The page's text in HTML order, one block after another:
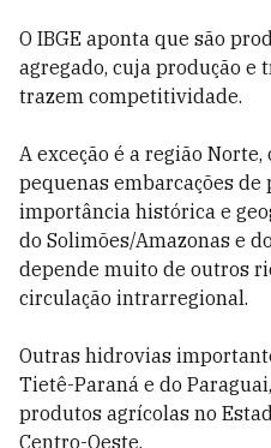
O IBGE aponta que são
agregado, cuja produção e
trazem competitividade.
A exceção é a região
pequenas embarcações de
importância histórica e
do Solimões/Amazonas e
depende muito de outros
circulação intrarregional.
Outras hidrovias
Tietê-Paraná e do
produtos agrícolas no
Centro-Oeste.